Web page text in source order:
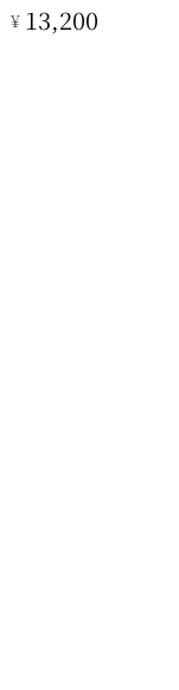
¥ 13,200